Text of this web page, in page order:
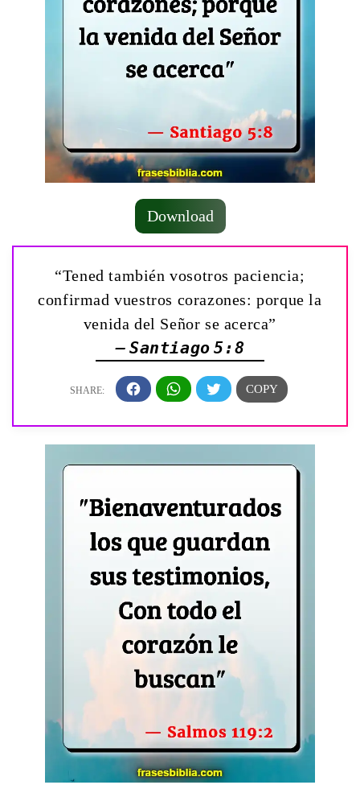
Download
“Tened también vosotros paciencia;
confirmad vuestros corazones: porque la
venida del Señor se acerca”
— Santiago 5:8